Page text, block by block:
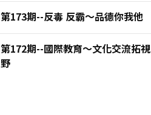
第173期--反毒 反霸～品德你我他
第172期--國際教育～文化交流拓視
野